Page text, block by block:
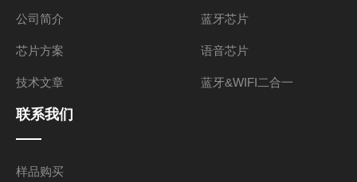
公司简介
芯片方案
技术文章
蓝牙芯片
语音芯片
蓝牙&WIFI二合一
联系我们
样品购买